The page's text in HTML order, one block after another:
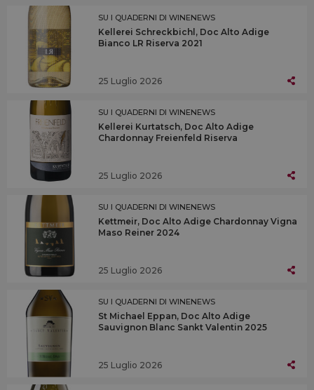
SU I QUADERNI DI WINENEWS
Kellerei Schreckbichl, Doc Alto Adige
Bianco LR Riserva 2021
25 Luglio 2026
SU I QUADERNI DI WINENEWS
Kellerei Kurtatsch, Doc Alto Adige
Chardonnay Freienfeld Riserva
25 Luglio 2026
SU I QUADERNI DI WINENEWS
Kettmeir, Doc Alto Adige Chardonnay Vigna
Maso Reiner 2024
25 Luglio 2026
SU I QUADERNI DI WINENEWS
St Michael Eppan, Doc Alto Adige
Sauvignon Blanc Sankt Valentin 2025
25 Luglio 2026